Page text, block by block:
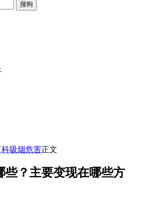
搜狗
科吸烟危害正文
些？主要变现在哪些方